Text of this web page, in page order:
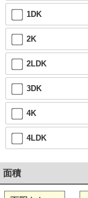
1DK
2K
2LDK
3DK
4K
4LDK
面積